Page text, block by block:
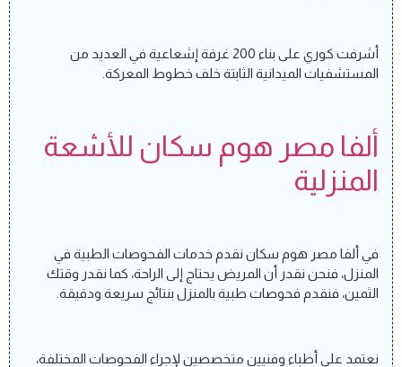
أشرفت كوري على بناء 200 غرفة إشعاعية في العديد من
المستشفيات الميدانية الثابتة خلف خطوط المعركة.
ألفا مصر هوم سكان للأشعة
المنزلية
في ألفا مصر هوم سكان نقدم خدمات الفحوصات الطبية في
المنزل، فنحن نقدر أن المريض يحتاج إلى الراحة، كما نقدر وقتك
الثمين، فنقدم فحوصات طبية بالمنزل بنتائج سريعة ودقيقة.
نعتمد على أطباء وفنيين متخصصين لإجراء الفحوصات المختلفة،